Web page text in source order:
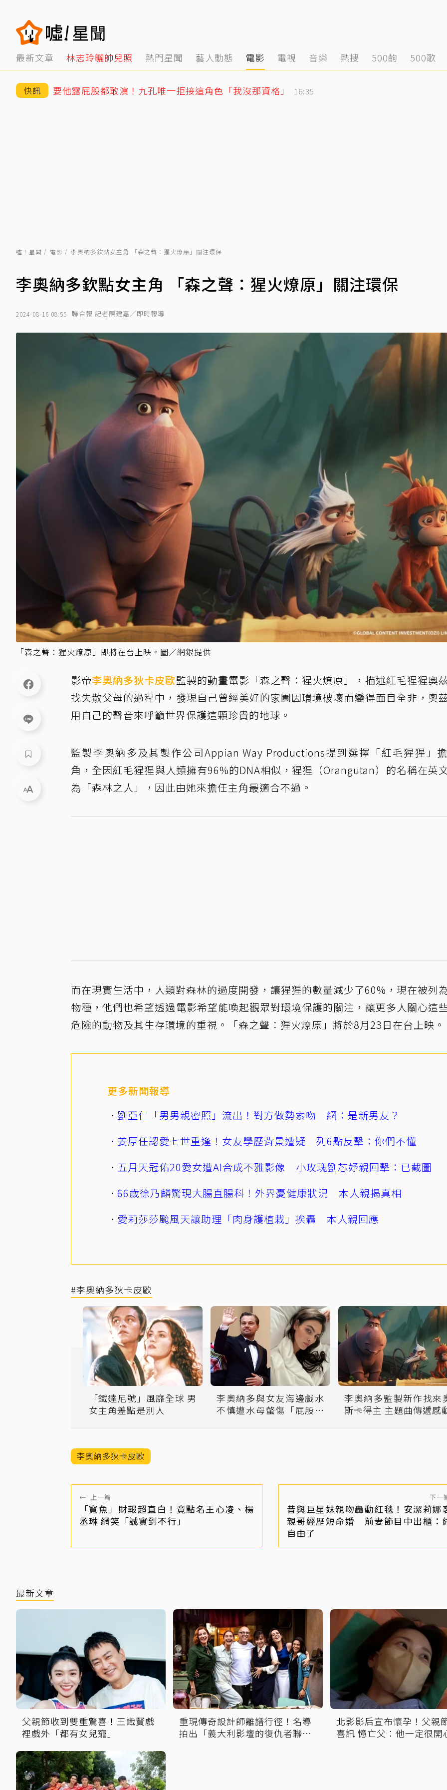
最新文章 林志玲曬帥兒照 熱門星聞 藝人動態 電影 電視 音樂 熱搜 500齣 500歌
快訊 要他露屁股都敢演！九孔唯一拒接這角色「我沒那資格」 16:35
噓！星聞 電影 李奧納多欽點女主角 「森之聲：猩火燎原」關注環保
李奧納多欽點女主角 「森之聲：猩火燎原」關注環保
2024-08-16 08:55 聯合報 記者陳建嘉／即時報導
「森之聲：猩火燎原」即將在台上映。圖／網銀提供
影帝李奧納多狄卡皮歐監製的動畫電影「森之聲：猩火燎原」，描述紅毛猩猩奧
找失散父母的過程中，發現自己曾經美好的家園因環境破壞而變得面目全非，奧
用自己的聲音來呼籲世界保護這顆珍貴的地球。
監製李奧納多及其製作公司Appian Way Productions提到選擇「紅毛猩猩」
角，全因紅毛猩猩與人類擁有96%的DNA相似，猩猩（Orangutan）的名稱在英
為「森林之人」，因此由她來擔任主角最適合不過。
而在現實生活中，人類對森林的過度開發，讓猩猩的數量減少了60%，現在被列
物種，他們也希望透過電影希望能喚起觀眾對環境保護的關注，讓更多人關心這
危險的動物及其生存環境的重視。「森之聲：猩火燎原」將於8月23日在台上映。
更多新聞報導
劉亞仁「男男親密照」流出！對方做勢索吻 網：是新男友？
姜厚任認愛七世重逢！女友學歷背景遭疑 列6點反擊：你們不懂
五月天冠佑20愛女遭AI合成不雅影像 小玫瑰劉芯妤親回擊：已截圖
66歲徐乃麟驚現大腸直腸科！外界憂健康狀況 本人親揭真相
愛莉莎莎颱風天讓助理「肉身護植栽」挨轟 本人親回應
#李奧納多狄卡皮歐
「鐵達尼號」風靡全球 男
女主角差點是別人
李奧納多與女友海邊戲水
不慎遭水母螫傷「屁股紅
李奧納多監製新作找來
斯卡得主 主題曲傳遞感
李奧納多狄卡皮歐
← 上一篇
「寬魚」財報超直白！竟點名王心凌、楊
丞琳 網笑「誠實到不行」
下一
昔與巨星妹親吻轟動紅毯！安潔莉娜
親哥經歷短命婚 前妻節目中出櫃：
自由了
最新文章
父親節收到雙重驚喜！王識賢戲
裡戲外「都有女兒寵」
重現傳奇設計師離譜行徑！名導
拍出「義大利影壇的復仇者聯
北影影后宣布懷孕！父親
喜訊 憶亡父：他一定很開